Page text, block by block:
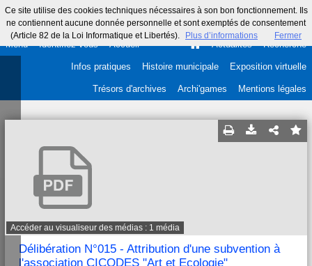
Ce site utilise des cookies techniques nécessaires à son bon fonctionnement. Ils
ne contiennent aucune donnée personnelle et sont exemptés de consentement
(Article 82 de la Loi Informatique et Libertés).
Plus d’informations Fermer
Menu Identifiez-vous Accueil Actualités Recherche
Infos pratiques Histoire municipale Exposition virtuelle
Trésors d'archives Archi'games Mentions légales
Accéder au visualiseur des médias : 1 média
Délibération N°015 - Attribution d'une subvention à
l'association CICODES "Art et Ecologie"